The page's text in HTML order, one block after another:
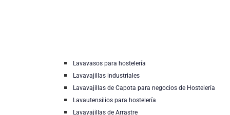
Lavavasos para hostelería
Lavavajillas industriales
Lavavajillas de Capota para negocios de Hostelería
Lavautensilios para hostelería
Lavavajillas de Arrastre